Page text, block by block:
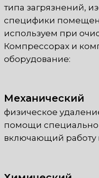
типа загрязнений,
специфики
используем при
Компрессорах и
оборудование:
Механический
физическое
помощи
включающий